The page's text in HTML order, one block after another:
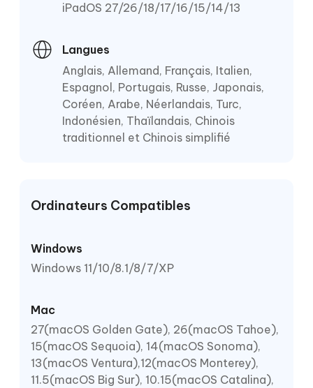
iPadOS 27/26/18/17/16/15/14/13
Langues
Anglais, Allemand, Français, Italien,
Espagnol, Portugais, Russe, Japonais,
Coréen, Arabe, Néerlandais, Turc,
Indonésien, Thaïlandais, Chinois
traditionnel et Chinois simplifié
Ordinateurs Compatibles
Windows
Windows 11/10/8.1/8/7/XP
Mac
27(macOS Golden Gate), 26(macOS Tahoe),
15(macOS Sequoia), 14(macOS Sonoma),
13(macOS Ventura),12(macOS Monterey),
11.5(macOS Big Sur), 10.15(macOS Catalina),